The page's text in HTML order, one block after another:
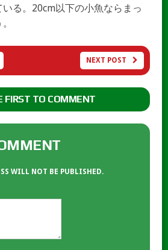
る。20cm以下の小魚ならまっ
NEXT POST
FIRST TO COMMENT
WILL NOT BE PUBLISHED.